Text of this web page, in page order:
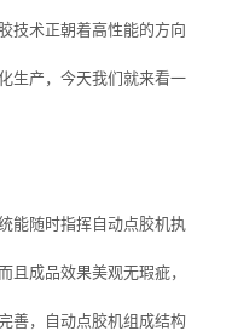
技术正朝着高性能的方向
生产，今天我们就来看一
随时指挥自动点胶机执
且成品效果美观无瑕疵，
善，自动点胶机组成结构